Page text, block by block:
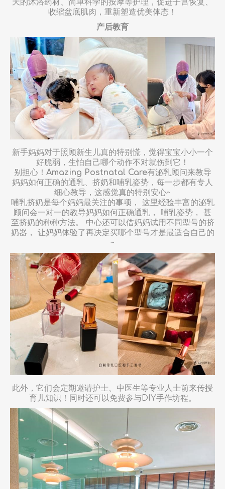
天的沐浴药材、简单科学的按摩等护理，促进子宫恢复、
收缩盆底肌肉，重新塑造优美体态！
产后教育
新手妈妈对于照顾新生儿真的特别慌，觉得宝宝小小一个
好脆弱，生怕自己哪个动作不对就伤到它！
别担心！ Amazing Postnatal Care有泌乳顾问来教导
妈妈如何正确的通乳、挤奶和哺乳姿势，每一步都有专人
细心教导，这感觉真的特别安心~
哺乳挤奶是每个妈妈最关注的事项， 这里经验丰富的泌乳
顾问会一对一的教导妈妈如何正确通乳， 哺乳姿势， 甚
至挤奶的种种方法。 中心还可以借妈妈试用不同型号的挤
奶器， 让妈妈体验了再决定买哪个型号才是最适合自己的
~
此外，它们会定期邀请护士、中医生等专业人士前来传授
育儿知识！同时还可以免费参与DIY手作坊程。